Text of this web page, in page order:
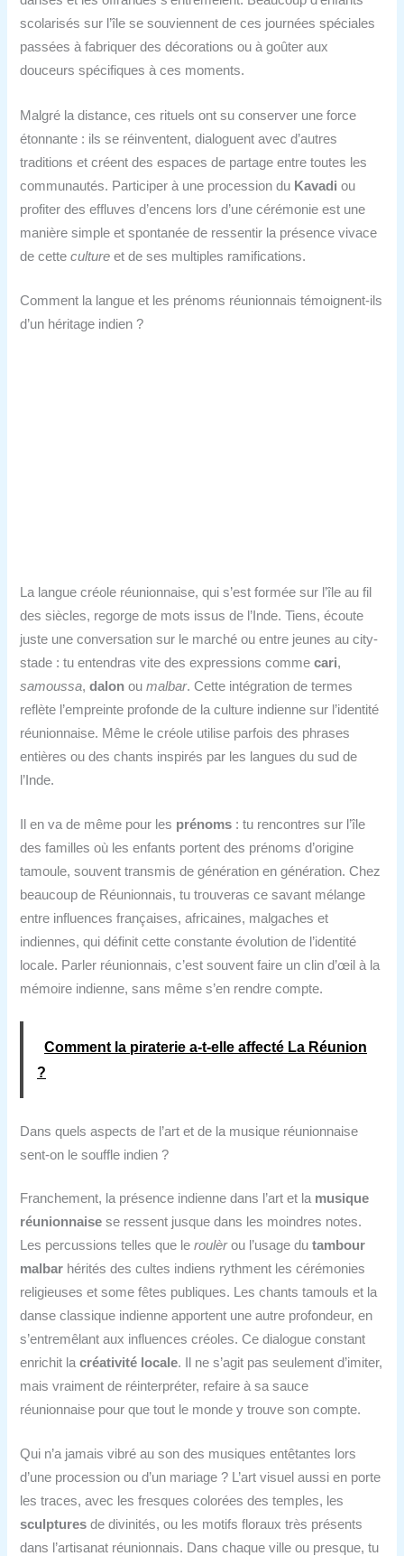
scolarisés sur l’île se souviennent de ces journées spéciales
passées à fabriquer des décorations ou à goûter aux
douceurs spécifiques à ces moments.
Malgré la distance, ces rituels ont su conserver une force
étonnante : ils se réinventent, dialoguent avec d’autres
traditions et créent des espaces de partage entre toutes les
communautés. Participer à une procession du Kavadi ou
profiter des effluves d’encens lors d’une cérémonie est une
manière simple et spontanée de ressentir la présence vivace
de cetteculture et de ses multiples ramifications.
Comment la langue et les prénoms réunionnais témoignent-ils
d’un héritage indien ?
La langue créole réunionnaise, qui s’est formée sur l’île au fil
des siècles, regorge de mots issus de l’Inde. Tiens, écoute
juste une conversation sur le marché ou entre jeunes au city-
stade : tu entendras vite des expressions commecari,
samoussa,dalon oumalbar. Cette intégration de termes
reflète l’empreinte profonde de la culture indienne sur l’identité
réunionnaise. Même le créole utilise parfois des phrases
entières ou des chants inspirés par les langues du sud de
l’Inde.
Il en va de même pour les prénoms : tu rencontres sur l’île
des familles où les enfants portent des prénoms d’origine
tamoule, souvent transmis de génération en génération. Chez
beaucoup de Réunionnais, tu trouveras ce savant mélange
entre influences françaises, africaines, malgaches et
indiennes, qui définit cette constante évolution de l’identité
locale. Parler réunionnais, c’est souvent faire un clin d’œil à la
mémoire indienne, sans même s’en rendre compte.
Comment la piraterie a‑t‑elle affecté La Réunion
?
Dans quels aspects de l’art et de la musique réunionnaise
sent-on le souffle indien ?
Franchement, la présence indienne dans l’art et la musique
réunionnaise se ressent jusque dans les moindres notes.
Les percussions telles que leroulèrou l’usage dutambour
malbar hérités des cultes indiens rythment les cérémonies
religieuses et some fêtes publiques. Les chants tamouls et la
danse classique indienne apportent une autre profondeur, en
s’entremêlant aux influences créoles. Ce dialogue constant
enrichit lacréativité locale. Il ne s’agit pas seulement d’imiter,
mais vraiment de réinterpréter, refaire à sa sauce
réunionnaise pour que tout le monde y trouve son compte.
Qui n’a jamais vibré au son des musiques entêtantes lors
d’une procession ou d’un mariage ? L’art visuel aussi en porte
les traces, avec les fresques colorées des temples, les
sculptures de divinités, ou les motifs floraux très présents
dans l’artisanat réunionnais. Dans chaque ville ou presque, tu